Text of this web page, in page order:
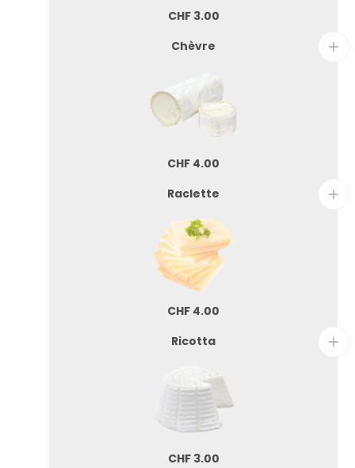
CHF3.00
Chèvre
CHF 4.00
Raclette
CHF 4.00
Ricotta
CHF3.00